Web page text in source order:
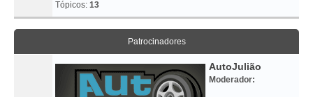
Tópicos: 13
Patrocinadores
AutoJulião
Moderador: